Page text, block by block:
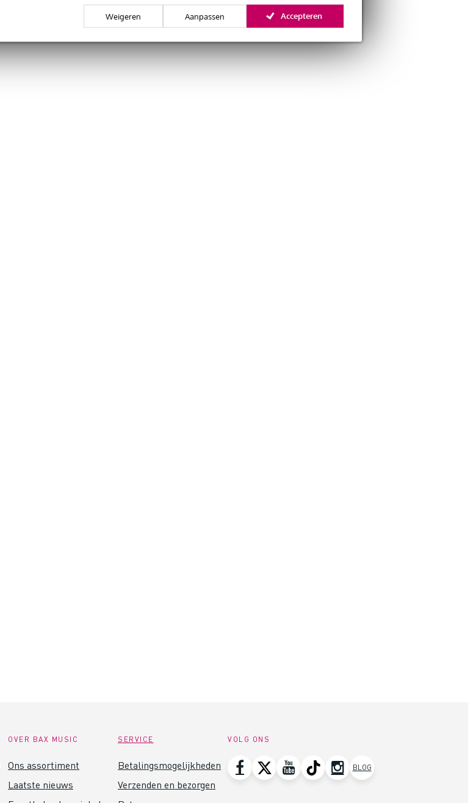
Weigeren Aanpassen Accepteren
OVER BAX MUSIC
Ons assortiment
Laatste nieuws
SERVICE
Betalingsmogelijkheden
Verzenden en bezorgen
VOLG ONS
BLOG